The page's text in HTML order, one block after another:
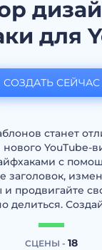
для
станет
YouTube-
с
заголовок,
и продвигайте
делиться.
СЦЕНЫ - 18
СОЗДАТЬ СЕЙЧАС